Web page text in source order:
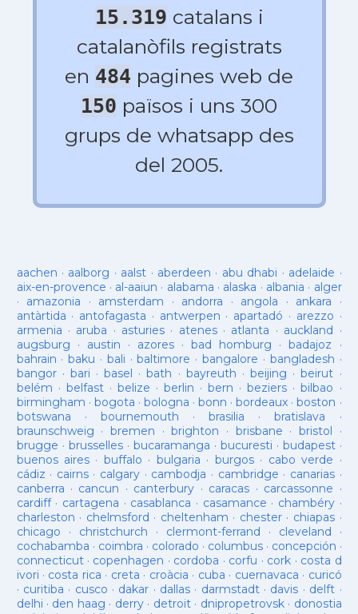
15.319 catalans i
catalanòfils registrats
en 484 pagines web de
150 països i uns 300
grups de whatsapp des
del 2005.
aachen · aalborg · aalst · aberdeen · abu dhabi · adelaide ·
aix-en-provence · al-aaiun · alabama · alaska · albania · alger
· amazonia · amsterdam · andorra · angola · ankara ·
antàrtida · antofagasta · antwerpen · apartadó · arezzo ·
armenia · aruba · asturies· atenes· atlanta · auckland ·
augsburg · austin · azores·bad homburg ·badajoz ·
bahrain ·baku · bali ·baltimore ·bangalore · bangladesh ·
bangor· bari ·basel ·bath · bayreuth ·beijing ·beirut ·
belém · belfast· belize · berlin ·bern ·beziers ·bilbao ·
birmingham · bogota · bologna ·bonn ·bordeaux ·boston ·
botswana · bournemouth ·brasilia ·bratislava ·
braunschweig · bremen ·brighton · brisbane · bristol ·
brugge · brusselles· bucaramanga · bucuresti · budapest·
buenos aires· buffalo · bulgaria · burgos· cabo verde ·
cádiz · cairns· calgary · cambodja · cambridge · canarias·
canberra · cancun · canterbury · caracas · carcassonne ·
cardiff· cartagena · casablanca · casamance · chambéry·
charleston · chelmsford · cheltenham · chester· chiapas ·
chicago · christchurch · clermont-ferrand · cleveland ·
cochabamba · coimbra · colorado · columbus· concepción ·
connecticut· copenhagen · cordoba · corfu · cork · costa d
ivori · costa rica · creta · croàcia · cuba · cuernavaca · curicó
· curitiba · cusco · dakar · dallas · darmstadt· davis · delft ·
delhi · den haag · derry· detroit· dnipropetrovsk· donostia